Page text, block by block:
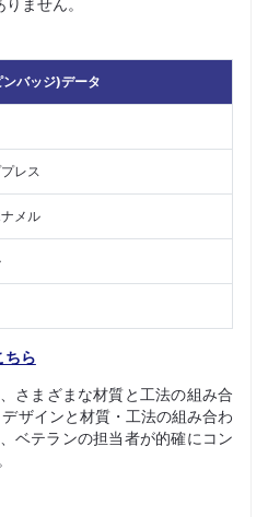
ません。
ンバッジ)データ
レス
メル
ちら
さまざまな材質と工法の組み合
ザインと材質・工法の組み合わ
ベテランの担当者が的確にコン